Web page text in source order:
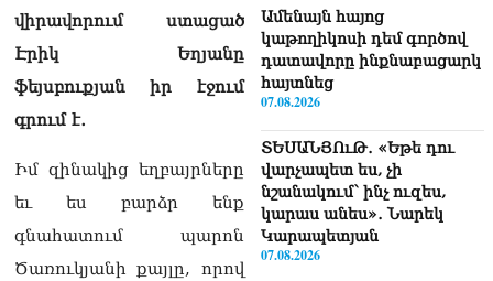
վիրավորում ստացած
Էրիկ Եղյանը
ֆեյսբուքյան իր էջում
գրում է․
Իմ զինակից եղբայրները
եւ ես բարձր ենք
գնահատում պարոն
Ծառուկյանի քայլը, որով
Ամենայն հայոց
կաթողիկոսի դեմ գործով
դատավորը ինքնաբացարկ
հայտնեց
07.08.2026
ՏԵՍԱՆՅՈւԹ․ «Եթե դու
վարչապետ ես, չի
նշանակում՝ ինչ ուզես,
կարաս անես»․ Նարեկ
Կարապետյան
07.08.2026